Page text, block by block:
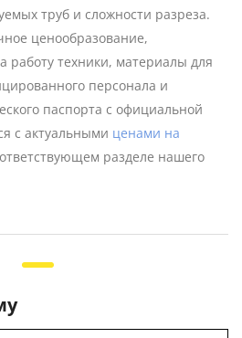
труб и сложности разреза.
ценообразование,
техники, материалы для
персонала и
паспорта с официальной
с актуальными ценами на
разделе нашего